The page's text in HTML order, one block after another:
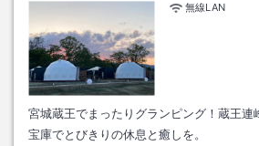
無線LAN
宮城蔵王でまったりグランピング！蔵王連
宝庫でとびきりの休息と癒しを。